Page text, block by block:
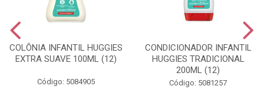
COLÔNIA INFANTIL HUGGIES
EXTRA SUAVE 100ML (12)
Código: 5084905
CONDICIONADOR INFANTIL
HUGGIES TRADICIONAL
200ML (12)
Código: 5081257